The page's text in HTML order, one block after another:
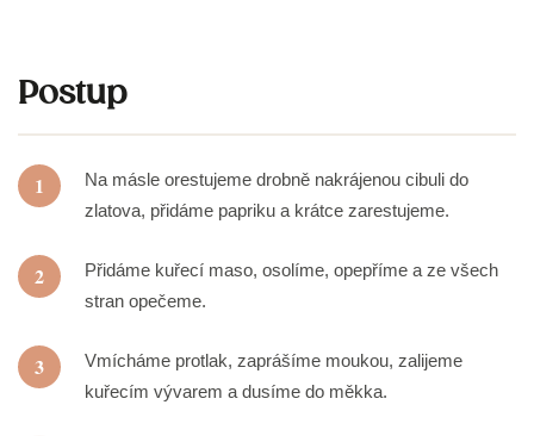
Postup
1
Na másle orestujeme drobně nakrájenou cibuli do
zlatova, přidáme papriku a krátce zarestujeme.
2
Přidáme kuřecí maso, osolíme, opepříme a ze všech
stran opečeme.
3
Vmícháme protlak, zaprášíme moukou, zalijeme
kuřecím vývarem a dusíme do měkka.